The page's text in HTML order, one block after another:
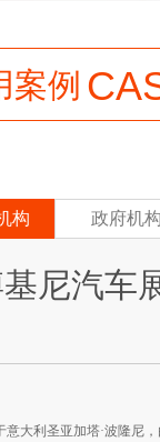
案例
构 政府机构
尼汽车
利圣亚加塔·波隆尼